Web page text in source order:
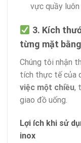
vực quầy
3. Kích
từng mặt bằng
Chúng tôi nhận
tích thực tế của
việc một chiều,
giao đồ uống.
Lợi ích khi sử
inox